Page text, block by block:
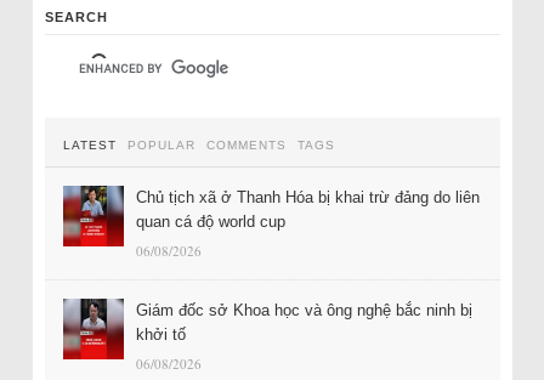
SEARCH
LATEST POPULAR COMMENTS TAGS
Chủ tịch xã ở Thanh Hóa bị khai trừ đảng do liên
quan cá độ world cup
06/08/2026
Giám đốc sở Khoa học và ông nghệ bắc ninh bị
khởi tố
06/08/2026